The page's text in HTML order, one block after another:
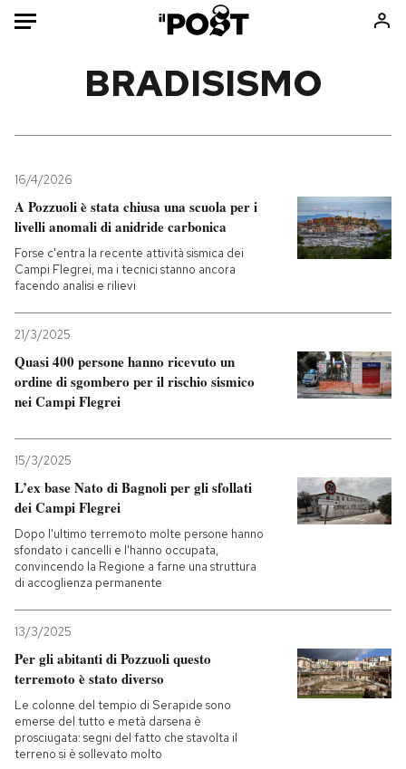
Mondo
Politica
Tecnologia
Internet
Scienza
Economia
Sport
Consumismi
Ok Boomer!
Mondiali calcio 2026
PODCAST
NEWSLETTER
I MIEI PREFERITI
CALENDARIO
AREA PERSONALE
BRADISISMO
16/4/2026
A Pozzuoli è stata chiusa una scuola per i
livelli anomali di anidride carbonica
Forse c'entra la recente attività sismica dei
Campi Flegrei, ma i tecnici stanno ancora
facendo analisi e rilievi
21/3/2025
Quasi 400 persone hanno ricevuto un
ordine di sgombero per il rischio sismico
nei Campi Flegrei
15/3/2025
L’ex base Nato di Bagnoli per gli sfollati
dei Campi Flegrei
Dopo l'ultimo terremoto molte persone hanno
sfondato i cancelli e l'hanno occupata,
convincendo la Regione a farne una struttura
di accoglienza permanente
13/3/2025
Per gli abitanti di Pozzuoli questo
terremoto è stato diverso
Le colonne del tempio di Serapide sono
emerse del tutto e metà darsena è
prosciugata: segni del fatto che stavolta il
terreno si è sollevato molto